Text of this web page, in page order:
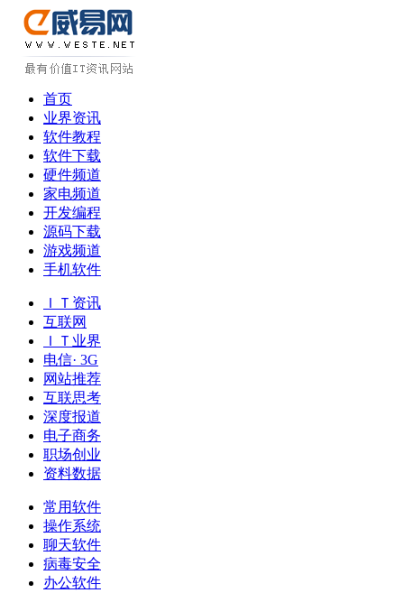
首页
业界资讯
软件教程
软件下载
硬件频道
家电频道
开发编程
源码下载
游戏频道
手机软件
ＩＴ资讯
互联网
ＩＴ业界
电信· 3G
网站推荐
互联思考
深度报道
电子商务
职场创业
资料数据
常用软件
操作系统
聊天软件
病毒安全
办公软件